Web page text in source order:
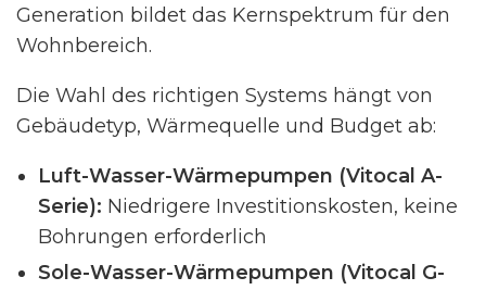
Generation bildet das Kernspektrum für den
Wohnbereich.
Die Wahl des richtigen Systems hängt von
Gebäudetyp, Wärmequelle und Budget ab:
Luft-Wasser-Wärmepumpen (Vitocal A-
Serie): Niedrigere Investitionskosten, keine
Bohrungen erforderlich
Sole-Wasser-Wärmepumpen (Vitocal G-